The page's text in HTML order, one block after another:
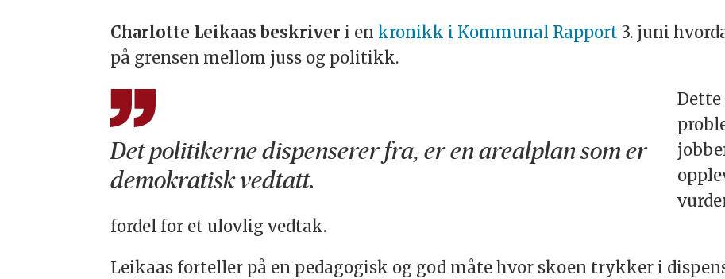
Charlotte Leikaas beskriver i enkronikk i Kommunal Rapport 3. juni
på grensen mellom juss og politikk.
Det politikerne dispenserer fra, er en arealplan som er
demokratisk vedtatt.
Dette
fordel for et ulovlig vedtak.
Leikaas forteller på en pedagogisk og god måte hvor skoen trykker i